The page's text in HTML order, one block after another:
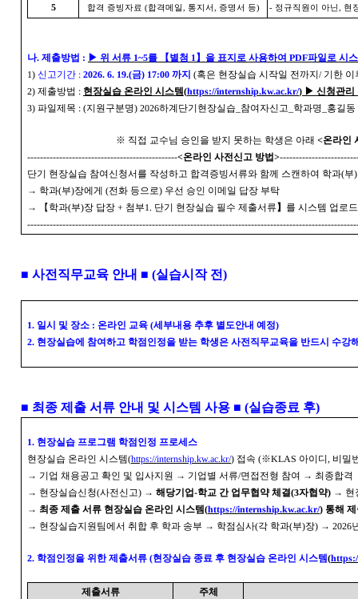
5 합격 증빙자료 (합격메일 통지서 증명서 등) - 정규직원이 아닌 현
나. 제출방법 : ▶ 위 서류 1~5를 【별첨 1 】 을 표지로 사용하여 PDF파일로 시
1) 신고기간 : 2026. 6. 19.(금) 17:00 까지 (혹은 현장실습 시작일 전까지/ 기한 이
2) 제출방법 : 현장실습 온라인 시스템(https://internship.kw.ac.kr/) ▶ 신청관리
3) 파일제목 : (지원구분명) 2026하계단기현장실습 참여자신고 학과명 홍길동
※ 직접 교수님 승인을 받지 못하는 학생은 아래<온라인
-----------------------------------------------<온라인 사전신고 방법>
단기 현장실습 참여신청서를 작성하고 합격증빙서류와 함께 스캔하여 학과(부)
→ 학과(부)장에게 (전화 등으로) 우선 승인 이메일 답장 부탁
→ 【학과(부)장 답장 + 첨부1. 단기 현장실습 필수 제출서류】 를 시스템 업로드
■사전직무교육 안내 ■(실습시작 전)
1. 일시 및 장소 : 온라인 교육 (세부내용 추후 별도안내 예정)
2. 현장실습에 참여하고 학점인정을 받는 학생은 사전직무교육을 반드시 수강
■ 최종 제출 서류 안내 및 시스템 사용 ■(실습종료 후)
1. 현장실습 프로그램 학점인정 프로세스
현장실습 온라인 시스템(https://internship.kw.ac.kr/) 접속 (※KLAS 아이디, 비밀
→ 기업 채용공고 확인 및 입사지원 → 기업별 서류/면접전형 참여 → 최종합격
→ 현장실습신청(사전신고) → 해당기업-학교 간 업무협약 체결(3자협약) → 현
→ 최종 제출 서류 현장실습 온라인 시스템(https://internship.kw.ac.kr/) 통해
→ 현장실습지원팀에서 취합 후 학과 송부 → 학점심사(각 학과(부)장) → 2026
2. 학점인정을 위한 제출서류 (현장실습 종료 후 현장실습 온라인 시스템(
제출서류
주체